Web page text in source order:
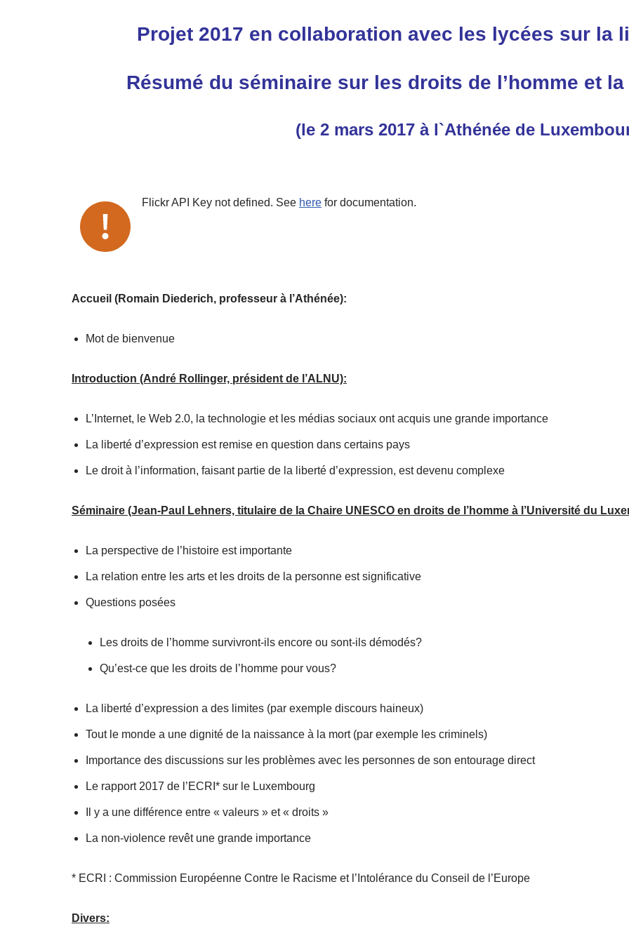
Projet 2017 en collaboration avec les lycées sur la
Résumé du séminaire sur les droits de l’homme et
(le 2 mars 2017 à l`Athénée de
Flickr API Key not defined. See here for documentation.
Accueil (Romain Diederich, professeur à l’Athénée):
Mot de bienvenue
Introduction (André Rollinger, président de l’ALNU):
L’Internet, le Web 2.0, la technologie et les médias sociaux ont acquis une grande importance
La liberté d’expression est remise en question dans certains pays
Le droit à l’information, faisant partie de la liberté d’expression, est devenu complexe
Séminaire (Jean-Paul Lehners, titulaire de la Chaire UNESCO en droits de l’homme à l’Université du
La perspective de l’histoire est importante
La relation entre les arts et les droits de la personne est significative
Questions posées
Les droits de l’homme survivront-ils encore ou sont-ils démodés?
Qu’est-ce que les droits de l’homme pour vous?
La liberté d’expression a des limites (par exemple discours haineux)
Tout le monde a une dignité de la naissance à la mort (par exemple les criminels)
Importance des discussions sur les problèmes avec les personnes de son entourage direct
Le rapport 2017 de l’ECRI* sur le Luxembourg
Il y a une différence entre « valeurs » et « droits »
La non-violence revêt une grande importance
* ECRI : Commission Européenne Contre le Racisme et l’Intolérance du Conseil de l’Europe
Divers: